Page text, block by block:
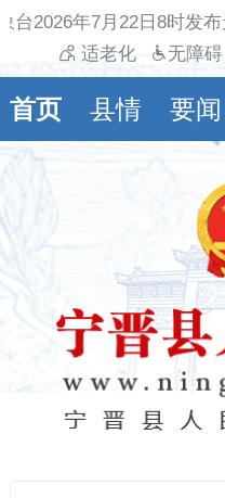
台2026年7月22日8时发
适老化
无障碍
首页 县情 要闻